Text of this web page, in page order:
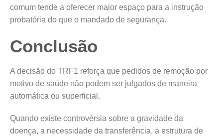
comum tende a oferecer maior espaço para a instrução
probatória do que o mandado de segurança.
Conclusão
A decisão do TRF1 reforça que pedidos de remoção por
motivo de saúde não podem ser julgados de maneira
automática ou superficial.
Quando existe controvérsia sobre a gravidade da
doença, a necessidade da transferência, a estrutura de